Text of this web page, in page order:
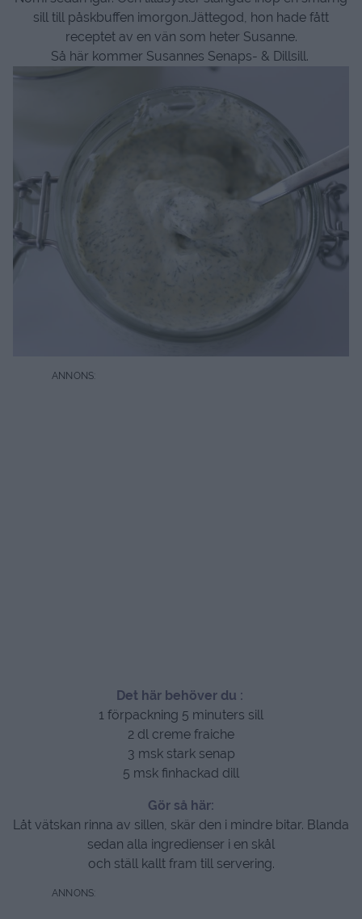
sill till påskbuffen imorgon.Jättegod, hon hade fått
receptet av en vän som heter Susanne.
Så här kommer Susannes Senaps- & Dillsill.
Det här behöver du :
1 förpackning 5 minuters sill
2 dl creme fraiche
3 msk stark senap
5 msk finhackad dill
Gör så här:
Låt vätskan rinna av sillen, skär den i mindre bitar. Blanda
sedan alla ingredienser i en skål
och ställ kallt fram till servering.